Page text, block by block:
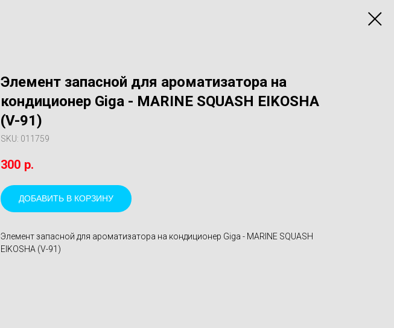
Элемент запасной для ароматизатора на
кондиционер Giga - MARINE SQUASH EIKOSHA
(V-91)
SKU: 011759
300 р.
ДОБАВИТЬ В КОРЗИНУ
Элемент запасной для ароматизатора на кондиционер Giga - MARINE SQUASH
EIKOSHA (V-91)